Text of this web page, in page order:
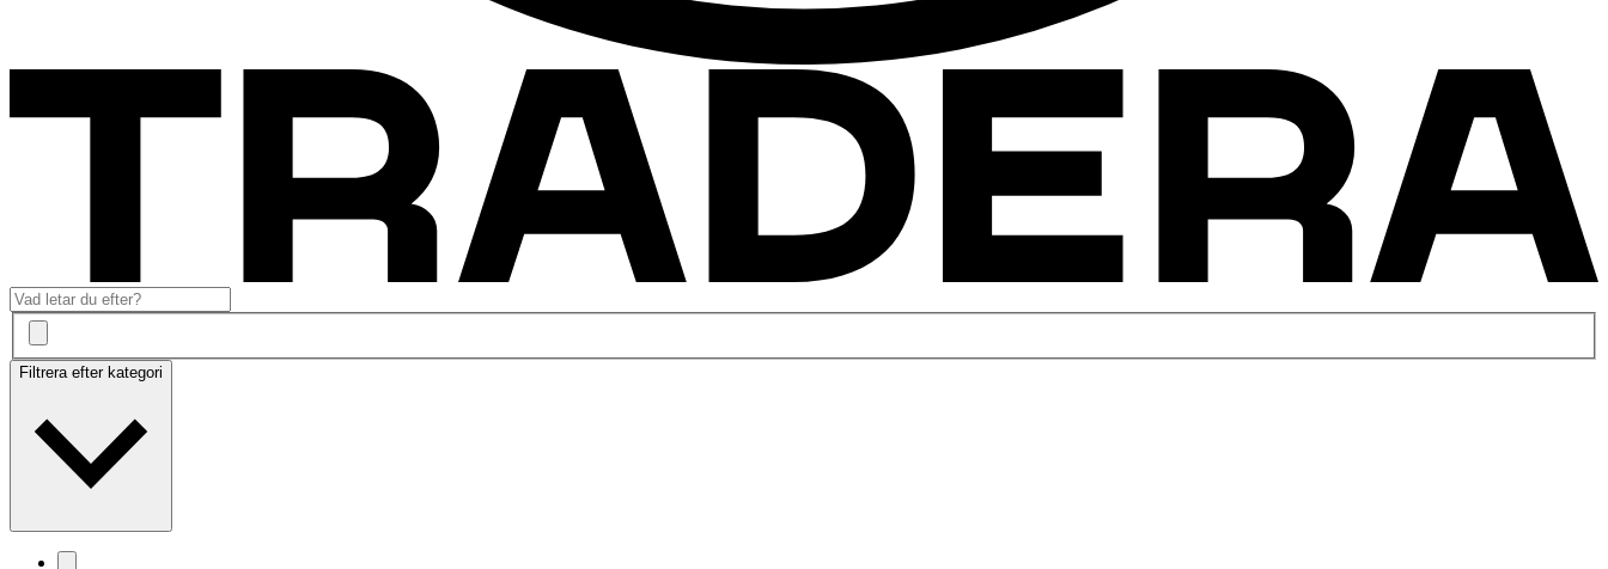
Filtrera efter kategori